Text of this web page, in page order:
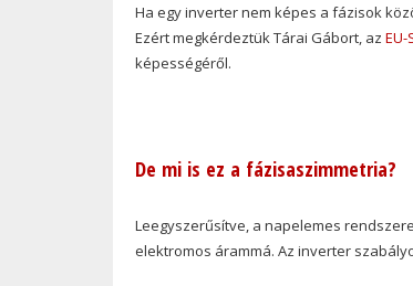
Ha egy inverter nem képes a fázisok
Ezért megkérdeztük Tárai Gábort, az EU-
képességéről.
De mi is ez a fázisaszimmetria?
Leegyszerűsítve, a napelemes
elektromos árammá. Az inverter